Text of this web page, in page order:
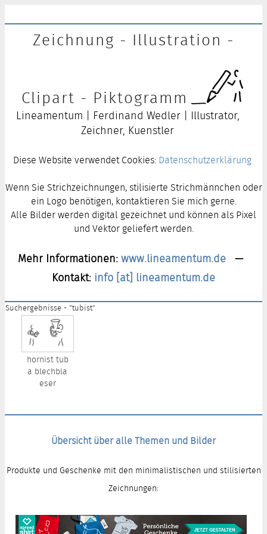
Zeichnung - Illustration -
Clipart - Piktogramm
Lineamentum | Ferdinand Wedler | Illustrator,
Zeichner, Kuenstler
Diese Website verwendet Cookies: Datenschutzerklärung
Wenn Sie Strichzeichnungen, stilisierte Strichmännchen oder
ein Logo benötigen, kontaktieren Sie mich gerne.
Alle Bilder werden digital gezeichnet und können als Pixel
und Vektor geliefert werden.
Mehr Informationen:www.lineamentum.de —
Kontakt: info [at] lineamentum.de
Suchergebnisse - "tubist"
hornist tub
a blechbla
eser
Übersicht über alle Themen und Bilder
Produkte und Geschenke mit den minimalistischen und stilisierten
Zeichnungen: